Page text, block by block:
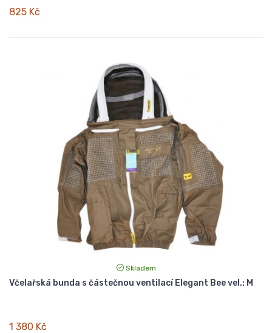
825 Kč
Skladem
Včelařská bunda s částečnou ventilací Elegant Bee vel.: M
1 380 Kč